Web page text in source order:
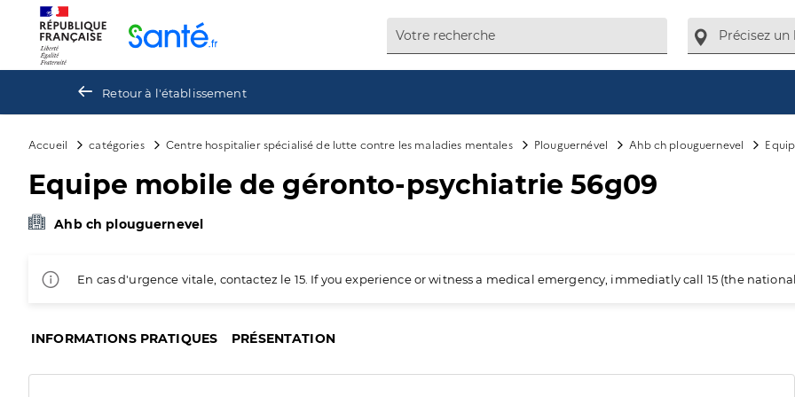
Retour à l'établissement
Accueil catégories Centre hospitalier spécialisé de lutte contre les maladies mentales Plouguernével Ahb ch plouguernevel
Equipe mobile de géronto-psychiatrie 56g09
Ahb ch plouguernevel
En cas d'urgence vitale, contactez le 15. If you experience or witness a medical emergency, immediatly call 15 (the
INFORMATIONS PRATIQUES PRÉSENTATION
Panneau de gestion des cookies